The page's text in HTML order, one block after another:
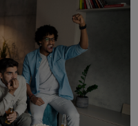
Indonésia
Irlanda
Quénia
Coreia
China continental